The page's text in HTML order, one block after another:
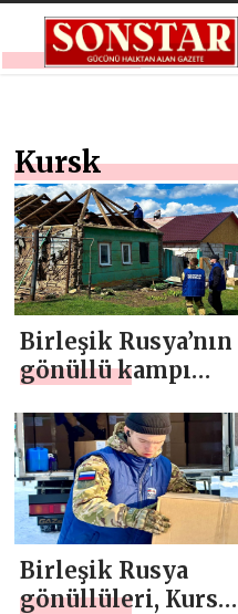
Kursk
Birleşik Rusya’nın
gönüllü kampı
birinci yıl
dönümünü kutladı
Birleşik Rusya
gönüllüleri, Kursk